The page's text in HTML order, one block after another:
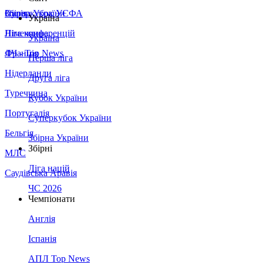
Збірна України
Італія
Німеччина
Франція
Нідерланди
Туреччина
Португалія
Бельгія
МЛС
Саудівська Аравія
Суперкубок УЄФА
Ліга конференцій
ЛЧ - Top News
Україна
Україна
Перша ліга
Друга ліга
Кубок України
Суперкубок України
Збірна України
Збірні
Ліга націй
ЧС 2026
Чемпіонати
Англія
Іспанія
АПЛ Top News